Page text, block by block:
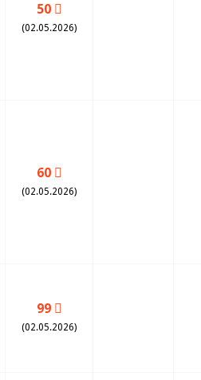
50
(02.05.2026)
60
(02.05.2026)
99
(02.05.2026)